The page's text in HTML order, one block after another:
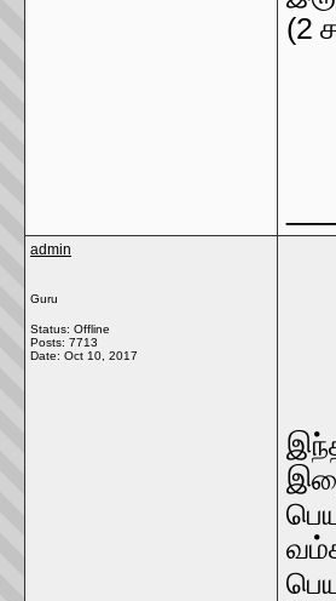
(2
admin
Guru
Status: Offline
Posts: 7713
Date: Oct 10, 2017